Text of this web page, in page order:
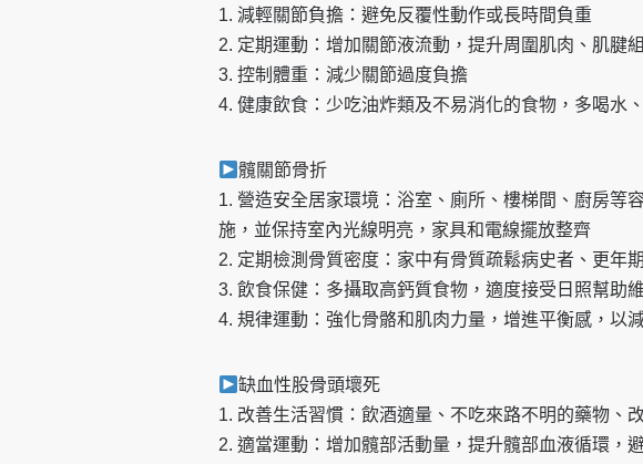
1. 減輕關節負擔：避免反覆性動作或長時間負重
2. 定期運動：增加關節液流動，提升周圍肌肉、肌腱
3. 控制體重：減少關節過度負擔
4. 健康飲食：少吃油炸類及不易消化的食物，多喝水
髖關節骨折
1. 營造安全居家環境：浴室、廁所、樓梯間、廚房等
施，並保持室內光線明亮，家具和電線擺放整齊
2. 定期檢測骨質密度：家中有骨質疏鬆病史者、更年
3. 飲食保健：多攝取高鈣質食物，適度接受日照幫助
4. 規律運動：強化骨骼和肌肉力量，增進平衡感，以
缺血性股骨頭壞死
1. 改善生活習慣：飲酒適量、不吃來路不明的藥物、
2. 適當運動：增加髖部活動量，提升髖部血液循環，